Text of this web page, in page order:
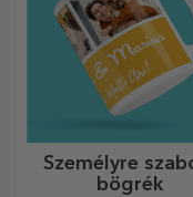
Személyre
bögrék